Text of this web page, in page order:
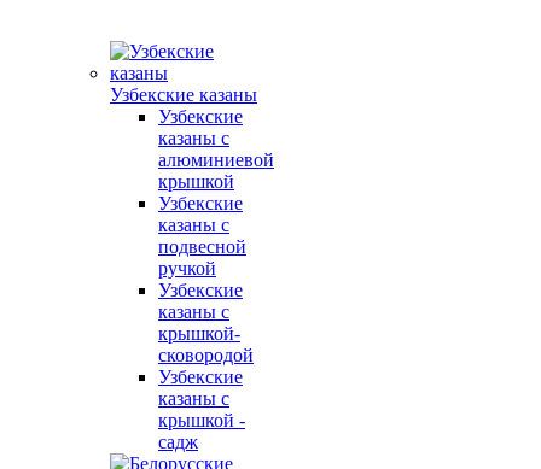
Узбекские казаны
Узбекские
казаны с
алюминиевой
крышкой
Узбекские
казаны с
подвесной
ручкой
Узбекские
казаны с
крышкой-
сковородой
Узбекские
казаны с
крышкой -
садж